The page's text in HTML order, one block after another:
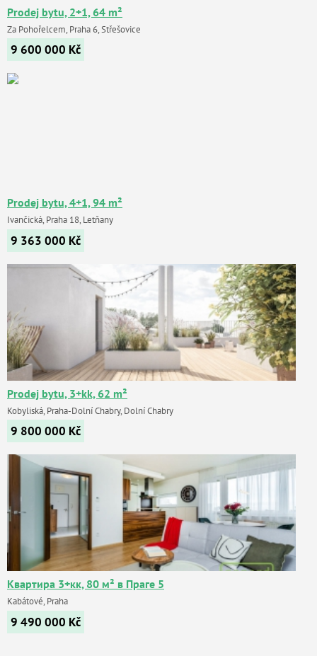
Prodej bytu, 2+1, 64 m²
Za Pohořelcem, Praha 6, Střešovice
9 600 000 Kč
Prodej bytu, 4+1, 94 m²
Ivančická, Praha 18, Letňany
9 363 000 Kč
Prodej bytu, 3+kk, 62 m²
Kobyliská, Praha-Dolní Chabry, Dolní Chabry
9 800 000 Kč
Квартира 3+кк, 80 м² в Праге 5
Kabátové, Praha
9 490 000 Kč